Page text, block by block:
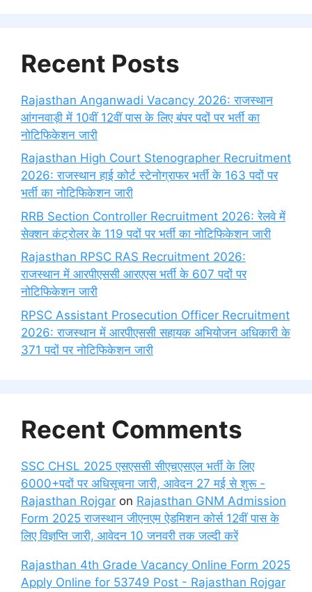
Recent Posts
Rajasthan Anganwadi Vacancy 2026: राजस्थान
आंगनवाड़ी में 10वीं 12वीं पास के लिए बंपर पदों पर भर्ती का
नोटिफिकेशन जारी
Rajasthan High Court Stenographer Recruitment
2026: राजस्थान हाई कोर्ट स्टेनोग्राफर भर्ती के 163 पदों पर
भर्ती का नोटिफिकेशन जारी
RRB Section Controller Recruitment 2026: रेलवे में
सेक्शन कंट्रोलर के 119 पदों पर भर्ती का नोटिफिकेशन जारी
Rajasthan RPSC RAS Recruitment 2026:
राजस्थान में आरपीएससी आरएएस भर्ती के 607 पदों पर
नोटिफिकेशन जारी
RPSC Assistant Prosecution Officer Recruitment
2026: राजस्थान में आरपीएससी सहायक अभियोजन अधिकारी के
371 पदों पर नोटिफिकेशन जारी
Recent Comments
SSC CHSL 2025 एसएससी सीएचएसएल भर्ती के लिए
6000+पदों पर अधिसूचना जारी, आवेदन 27 मई से शुरू -
Rajasthan Rojgar on Rajasthan GNM Admission
Form 2025 राजस्थान जीएनएम ऐडमिशन कोर्स 12वीं पास के
लिए विज्ञप्ति जारी, आवेदन 10 जनवरी तक जल्दी करें
Rajasthan 4th Grade Vacancy Online Form 2025
Apply Online for 53749 Post - Rajasthan Rojgar